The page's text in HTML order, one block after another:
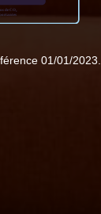
01/01/2023.